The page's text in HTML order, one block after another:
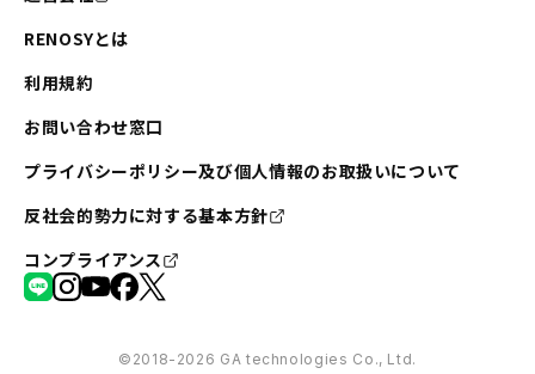
RENOSYとは
利用規約
お問い合わせ窓口
プライバシーポリシー及び個人情報のお取扱いについて
反社会的勢力に対する基本方針
コンプライアンス
©︎2018-2026 GA technologies Co., Ltd.